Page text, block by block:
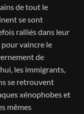
de tout le
se sont
ralliés dans leur
vaincre le
de
les immigrants,
se retrouvent
xénophobes et
mêmes